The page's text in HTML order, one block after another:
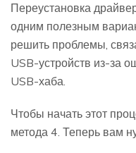
Переустановка
одним полезным
решить проблемы,
USB-устройств из-за
USB-хаба.
Чтобы начать этот
метода 4. Теперь вам